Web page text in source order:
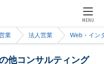
MENU
業 法人営業 Web・イン
他コンサルティング